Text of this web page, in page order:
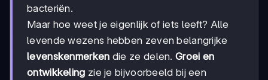
bacteriën.
Maar hoe weet je eigenlijk of iets leeft? Alle
levende wezens hebben zeven belangrijke
levenskenmerken die ze delen. Groei en
ontwikkeling zie je bijvoorbeeld bij een